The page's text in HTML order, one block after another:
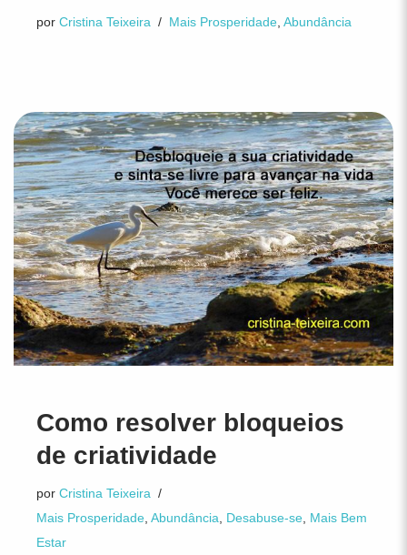
por Cristina Teixeira Mais Prosperidade Abundância
Como resolver bloqueios
de criatividade
por Cristina Teixeira
Mais Prosperidade Abundância Desabuse-se Mais Bem
Estar